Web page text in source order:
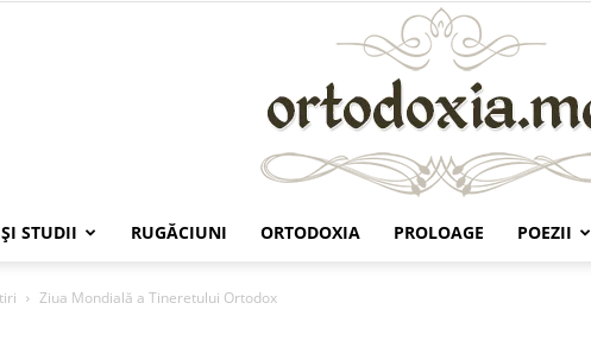
STUDII RUGĂCIUNI ORTODOXIA PROLOAGE POEZII
Ziua Mondială a Tineretului Ortodox